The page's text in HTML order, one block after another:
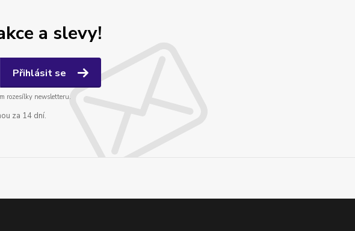
a slevy!
Přihlásit se
rozesílky newsletteru.
za 14 dní.